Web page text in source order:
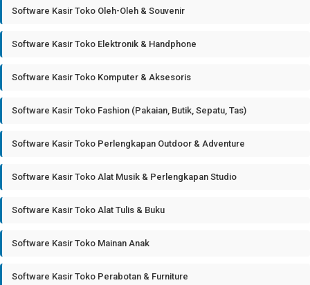
Software Kasir Toko Oleh-Oleh & Souvenir
Software Kasir Toko Elektronik & Handphone
Software Kasir Toko Komputer & Aksesoris
Software Kasir Toko Fashion (Pakaian, Butik, Sepatu, Tas)
Software Kasir Toko Perlengkapan Outdoor & Adventure
Software Kasir Toko Alat Musik & Perlengkapan Studio
Software Kasir Toko Alat Tulis & Buku
Software Kasir Toko Mainan Anak
Software Kasir Toko Perabotan & Furniture